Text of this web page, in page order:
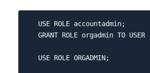
   USE ROLE accountadmin;
GRANT ROLE orgadmin TO USER
   USE ROLE ORGADMIN;